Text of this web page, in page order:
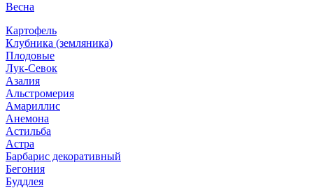
Весна
Картофель
Клубника (земляника)
Плодовые
Лук-Севок
Азалия
Альстромерия
Амариллис
Анемона
Астильба
Астра
Барбарис декоративный
Бегония
Буддлея